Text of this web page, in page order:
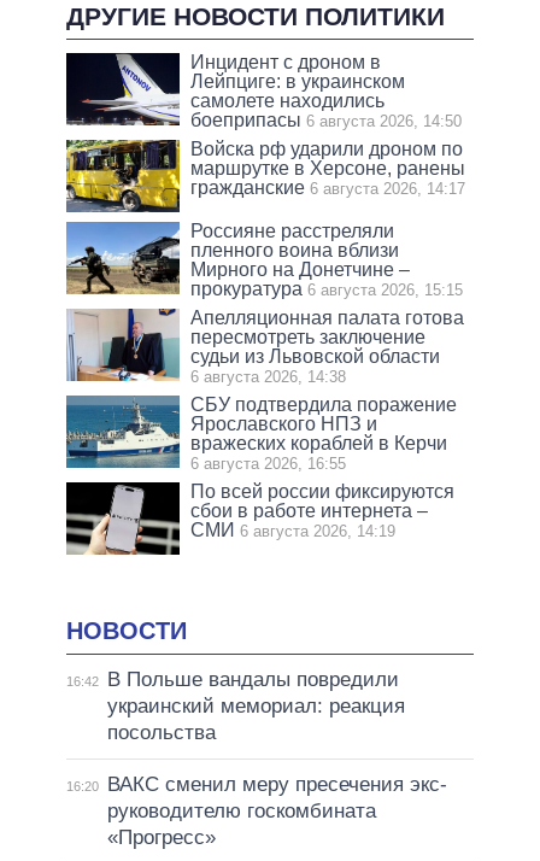
ДРУГИЕ НОВОСТИ ПОЛИТИКИ
Инцидент с дроном в
Лейпциге: в украинском
самолете находились
боеприпасы 6 августа 2026, 14:50
Войска рф ударили дроном по
маршрутке в Херсоне, ранены
гражданские 6 августа 2026, 14:17
Россияне расстреляли
пленного воина вблизи
Мирного на Донетчине –
прокуратура 6 августа 2026, 15:15
Апелляционная палата готова
пересмотреть заключение
судьи из Львовской области
6 августа 2026, 14:38
СБУ подтвердила поражение
Ярославского НПЗ и
вражеских кораблей в Керчи
6 августа 2026, 16:55
По всей россии фиксируются
сбои в работе интернета –
СМИ 6 августа 2026, 14:19
НОВОСТИ
16:42
В Польше вандалы повредили
украинский мемориал: реакция
посольства
16:20
ВАКС сменил меру пресечения экс-
руководителю госкомбината
«Прогресс»